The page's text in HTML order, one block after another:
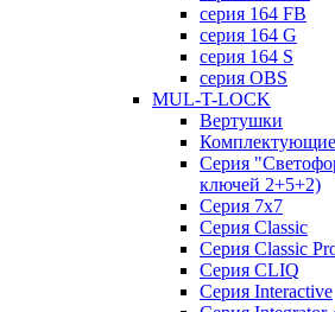
серия 164 FB
серия 164 G
серия 164 S
серия OBS
MUL-T-LOCK
Вертушки
Серия
ключей 2+5+2)
Серия 7х7
Серия Classic
Серия Classic
Серия CLIQ
Серия Interactive